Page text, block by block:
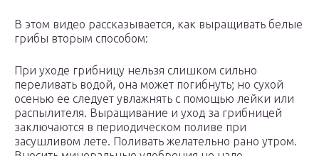
В этом видео рассказывается, как выращивать белые
грибы вторым способом:
При уходе грибницу нельзя слишком сильно
переливать водой, она может погибнуть; но сухой
осенью ее следует увлажнять с помощью лейки или
распылителя. Выращивание и уход за грибницей
заключаются в периодическом поливе при
засушливом лете. Поливать желательно рано утром.